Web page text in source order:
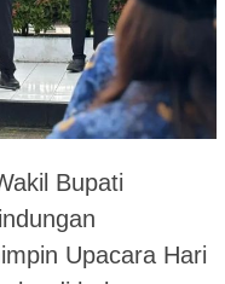
Bupati
Upacara Hari